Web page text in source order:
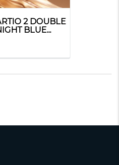
2 DOUBLE
BLUE...